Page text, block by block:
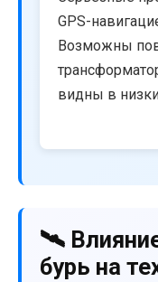
GPS-
Возможны
видны в
🛰️
бурь на